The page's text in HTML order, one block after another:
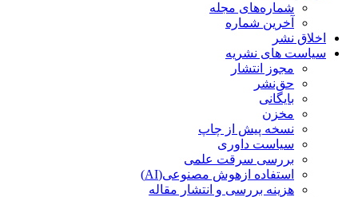
شماره‌های مجله
آخرین شماره
اخلاق نشر
سیاست های نشریه
مجوز انتشار
حق‌نشر
بایگانی
مخزن
نسخه پیش از چاپ
سیاست داوری
بررسی سرقت علمی
استفاده ازهوش مصنوعی(AI)
هزینه بررسی و انتشار مقاله